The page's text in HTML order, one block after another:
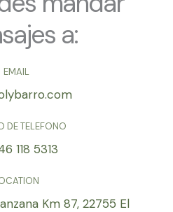
a:
EMAIL
DE TELEFONO
118 5313
Km 87, 22755 El